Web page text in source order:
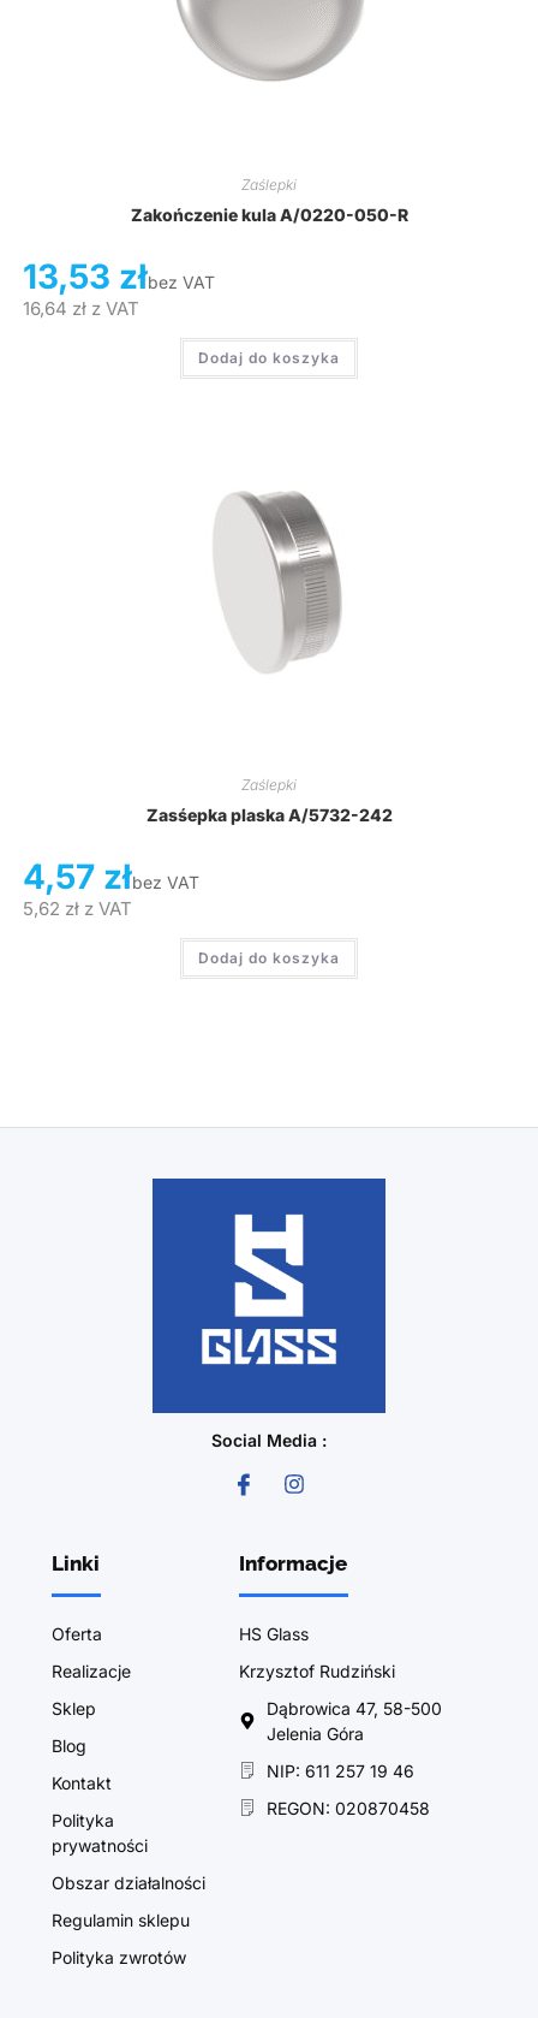
Zaślepki
Zakończenie kula A/0220-050-R
13,53 złbez VAT
16,64 złz VAT
Dodaj do koszyka
Zaślepki
Zasśepka plaska A/5732-242
4,57 złbez VAT
5,62 złz VAT
Dodaj do koszyka
Social Media :
Linki
Oferta
Realizacje
Sklep
Blog
Kontakt
Polityka
prywatności
Obszar działalności
Regulamin sklepu
Polityka zwrotów
Informacje
HS Glass
Krzysztof Rudziński
Dąbrowica 47, 58-500
Jelenia Góra
NIP: 611 257 19 46
REGON: 020870458